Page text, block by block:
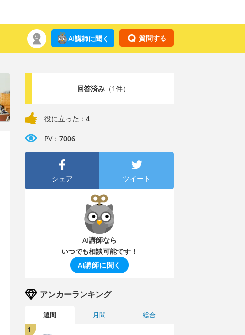
質問する
AI講師に聞く
回答済み（1件）
役に立った： 4
PV： 7006
シェア ツイート
AI講師なら
いつでも相談可能です！
AI講師に聞く
アンカーランキング
週間 月間 総合
1